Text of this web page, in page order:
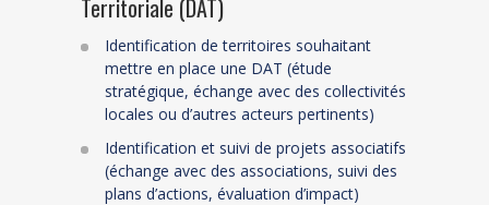
Territoriale (DAT)
Identification de territoires souhaitant
mettre en place une DAT (étude
stratégique, échange avec des collectivités
locales ou d’autres acteurs pertinents)
Identification et suivi de projets associatifs
(échange avec des associations, suivi des
plans d’actions, évaluation d’impact)